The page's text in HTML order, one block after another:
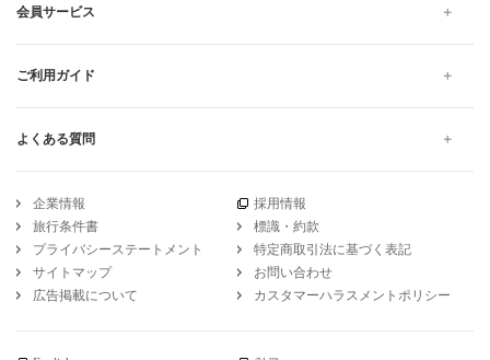
会員サービス
ご利用ガイド
よくある質問
企業情報
採用情報
旅行条件書
標識・約款
プライバシーステートメント
特定商取引法に基づく表記
サイトマップ
お問い合わせ
広告掲載について
カスタマーハラスメントポリシー